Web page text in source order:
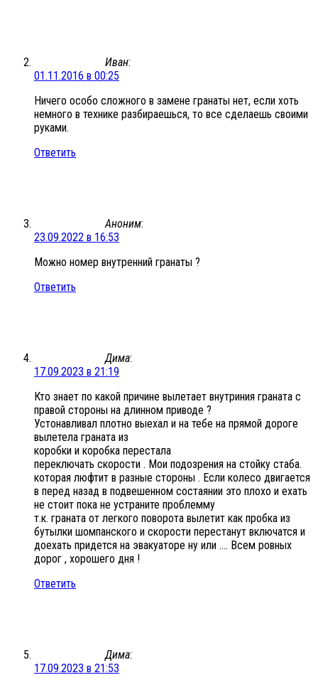
Иван:
01.11.2016 в 00:25
Ничего особо сложного в замене гранаты нет, если хоть
немного в технике разбираешься, то все сделаешь своими
руками.
Ответить
Аноним:
23.09.2022 в 16:53
Можно номер внутренний гранаты ?
Ответить
Дима:
17.09.2023 в 21:19
Кто знает по какой причине вылетает внутриния граната с
правой стороны на длинном приводе ?
Устонавливал плотно выехал и на тебе на прямой дороге
вылетела граната из
коробки и коробка перестала
переключать скорости . Мои подозрения на стойку стаба.
которая люфтит в разные стороны . Если колесо двигается
в перед назад в подвешенном состаянии это плохо и ехать
не стоит пока не устраните проблемму
т.к. граната от легкого поворота вылетит как пробка из
бутылки шомпанского и скорости перестанут включатся и
доехать придется на эвакуаторе ну или …. Всем ровных
дорог , хорошего дня !
Ответить
Дима:
17.09.2023 в 21:53